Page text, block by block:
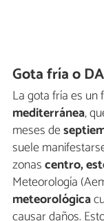
Gota fría o
La gota fría es un
mediterránea,
meses de
suele
zonascentro,
Meteorología
meteorológica
causar daños.